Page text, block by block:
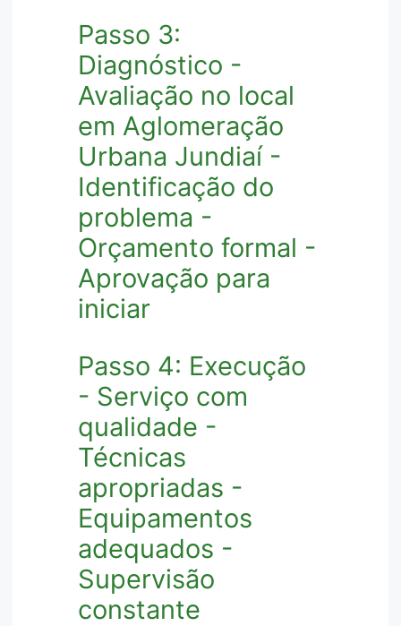
Passo 3:
Diagnóstico -
Avaliação no local
em Aglomeração
Urbana Jundiaí -
Identificação do
problema -
Orçamento formal -
Aprovação para
iniciar
Passo 4: Execução
- Serviço com
qualidade -
Técnicas
apropriadas -
Equipamentos
adequados -
Supervisão
constante